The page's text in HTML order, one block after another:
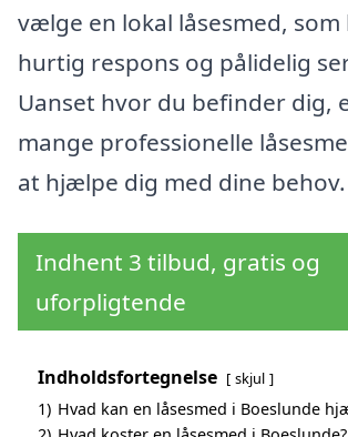
vælge en lokal låsesmed, som
hurtig respons og pålidelig
Uanset hvor du befinder dig,
mange professionelle
at hjælpe dig med dine behov.
Indhent 3 tilbud, gratis og
uforpligtende
Indholdsfortegnelse skjul
1) Hvad kan en låsesmed i Boeslunde